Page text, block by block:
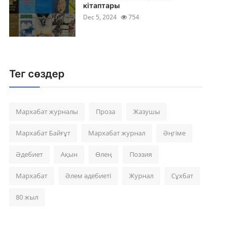
кітаптары
Dec 5, 2024
754
Тег сөздер
Мархабат журналы Проза Жазушы
Мархабат Байғұт Мархабат журнал Әңгіме
Әдебиет Ақын Өлең Поэзия
Мархабат Әлем әдебиеті Журнал Сұхбат
80 жыл